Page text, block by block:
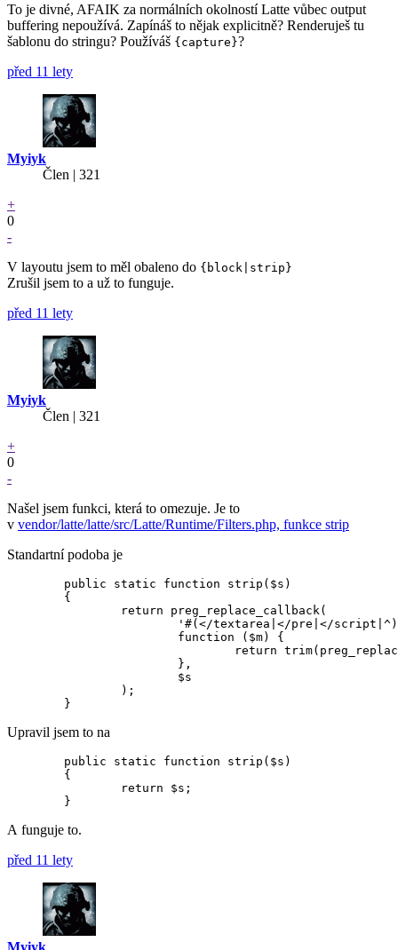
To je divné, AFAIK za normálních okolností Latte vůbec output
buffering nepoužívá. Zapínáš to nějak explicitně? Renderuješ tu
šablonu do stringu? Používáš {capture}?
před 11 lety
Myiyk
Člen | 321
+
0
-
V layoutu jsem to měl obaleno do {block|strip}
Zrušil jsem to a už to funguje.
před 11 lety
Myiyk
Člen | 321
+
0
-
Našel jsem funkci, která to omezuje. Je to
v vendor/latte/latte/src/Latte/Runtime/Filters.php, funkce strip
Standartní podoba je
Upravil jsem to na
A funguje to.
před 11 lety
Myiyk